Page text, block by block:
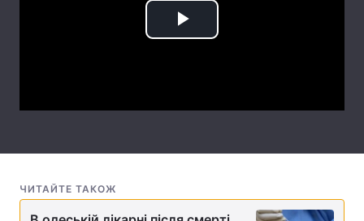
Послуги
Play
ЧИТАЙТЕ ТАКОЖ